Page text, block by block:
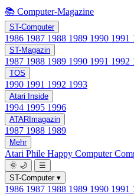
📚 Computer-Magazine
ST-Computer
1986 1987 1988 1989 1990 1991
ST-Magazin
1987 1988 1989 1990 1991 1992
TOS
1990 1991 1992 1993
Atari Inside
1994 1995 1996
ATARImagazin
1987 1988 1989
Mehr
Atari Phile Happy Computer
🌞 🌙
☰
ST-Computer ▾
1986 1987 1988 1989 1990 1991